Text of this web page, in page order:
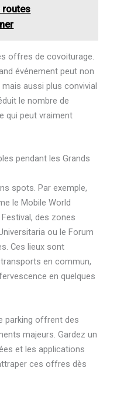
routes
offres de covoiturage.
événement peut non
aussi plus convivial
le nombre de
qui peut vraiment
pendant les Grands
spots. Par exemple,
le Mobile World
des zones
ou le Forum
Ces lieux sont
en commun,
en quelques
parking offrent des
majeurs. Gardez un
et les applications
ces offres dès